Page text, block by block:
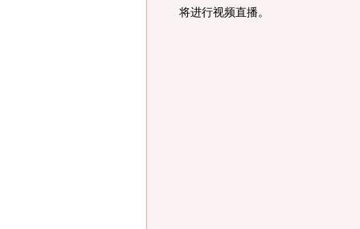
将进行视频直播。